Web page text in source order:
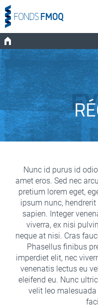
Nunc id purus id odio
amet eros. Sed nec
pretium lorem eget,
ipsum nunc,
sapien. Integer
viverra, ex nisi
neque at nisi. Cras
Phasellus finibus
imperdiet elit, nec
venenatis lectus eu
eleifend eu. Nunc
velit leo